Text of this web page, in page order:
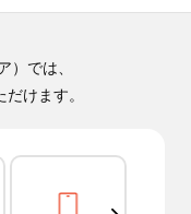
）では、
けます。